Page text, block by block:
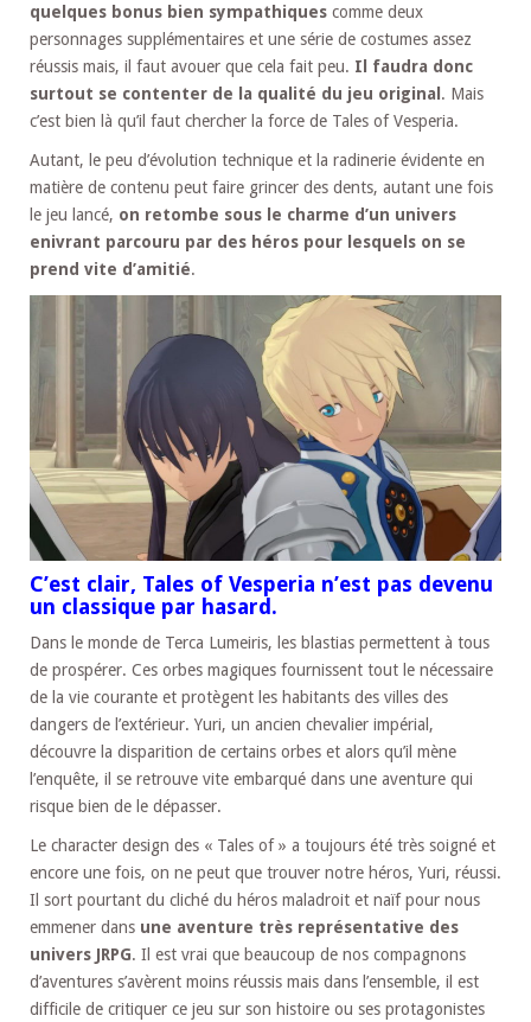
quelques bonus bien sympathiques comme deux
personnages supplémentaires et une série de costumes assez
réussis mais, il faut avouer que cela fait peu. Il faudra donc
surtout se contenter de la qualité du jeu original . Mais
c’est bien là qu’il faut chercher la force de Tales of Vesperia.
Autant, le peu d’évolution technique et la radinerie évidente en
matière de contenu peut faire grincer des dents, autant une fois
le jeu lancé, on retombe sous le charme d’un univers
enivrant parcouru par des héros pour lesquels on se
prend vite d’amitié.
C’est clair, Tales of Vesperia n’est pas devenu
un classique par hasard.
Dans le monde de Terca Lumeiris, les blastias permettent à tous
de prospérer. Ces orbes magiques fournissent tout le nécessaire
de la vie courante et protègent les habitants des villes des
dangers de l’extérieur. Yuri, un ancien chevalier impérial,
découvre la disparition de certains orbes et alors qu’il mène
l’enquête, il se retrouve vite embarqué dans une aventure qui
risque bien de le dépasser.
Le character design des « Tales of » a toujours été très soigné et
encore une fois, on ne peut que trouver notre héros, Yuri, réussi.
Il sort pourtant du cliché du héros maladroit et naïf pour nous
emmener dans une aventure très représentative des
univers JRPG. Il est vrai que beaucoup de nos compagnons
d’aventures s’avèrent moins réussis mais dans l’ensemble, il est
difficile de critiquer ce jeu sur son histoire ou ses protagonistes